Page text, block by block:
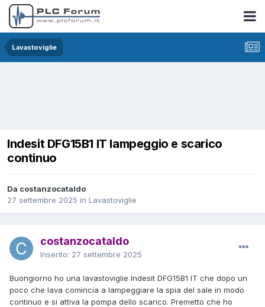
Lavastoviglie
Indesit DFG15B1 IT lampeggio e scarico
continuo
Da costanzocataldo
27 settembre 2025 in Lavastoviglie
costanzocataldo
Inserito: 27 settembre 2025
Buongiorno ho una lavastoviglie Indesit DFG15B1 IT che dopo un
poco che lava comincia a lampeggiare la spia del sale in modo
continuo e si attiva la pompa dello scarico. Premetto che ho